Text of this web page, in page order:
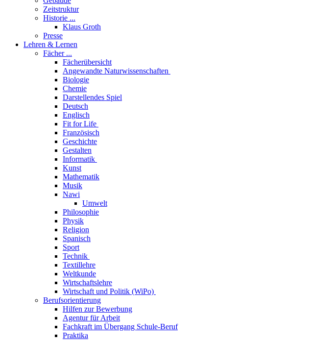
Zeitstruktur
Historie ...
Klaus Groth
Presse
Lehren & Lernen
Fächer ...
Fächerübersicht
Angewandte Naturwissenschaften
Biologie
Chemie
Darstellendes Spiel
Deutsch
Englisch
Fit for Life
Französisch
Geschichte
Gestalten
Informatik
Kunst
Mathematik
Musik
Nawi
Umwelt
Philosophie
Physik
Religion
Spanisch
Sport
Technik
Textillehre
Weltkunde
Wirtschaftslehre
Wirtschaft und Politik (WiPo)
Berufsorientierung
Hilfen zur Bewerbung
Agentur für Arbeit
Fachkraft im Übergang Schule-Beruf
Praktika